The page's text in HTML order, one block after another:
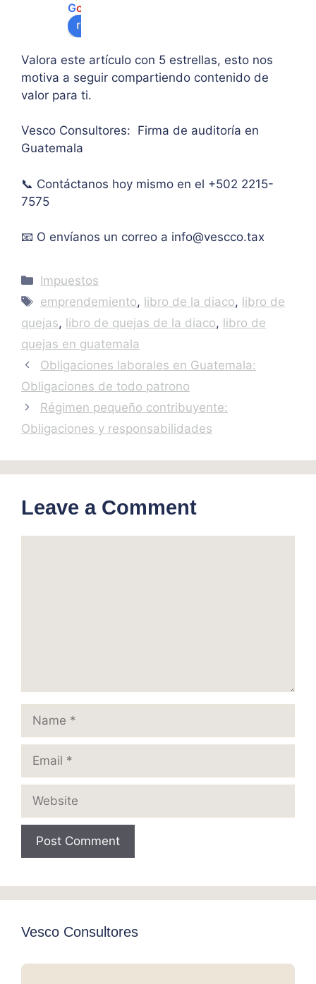
Go
review us on
oría
pers
mont
o
de
has
Valora este artículo con 5 estrellas, esto nos
motiva a seguir compartiendo contenido de
valor para ti.
Vesco Consultores: Firma de auditoría en
Guatemala
📞 Contáctanos hoy mismo en el +502 2215-
7575
📧 O envíanos un correo a info@vescco.tax
Categories
Impuestos
Tags
emprendemiento, libro de la diaco, libro de
quejas, libro de quejas de la diaco, libro de
quejas en guatemala
Obligaciones laborales en Guatemala:
Obligaciones de todo patrono
Régimen pequeño contribuyente:
Obligaciones y responsabilidades
Leave a Comment
Name
Email
Website
Vesco Consultores